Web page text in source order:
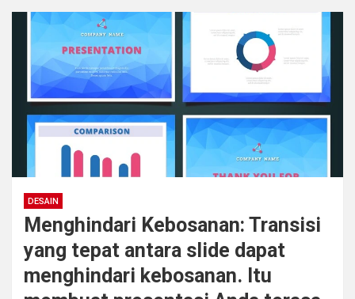
DESAIN
Menghindari Kebosanan: Transisi
yang tepat antara slide dapat
menghindari kebosanan. Itu